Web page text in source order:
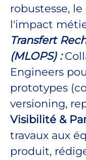
robustesse,
l'impact
Transfert
(MLOPS) :
Engineers
prototypes
versioning,
Visibilité &
travaux aux
produit,